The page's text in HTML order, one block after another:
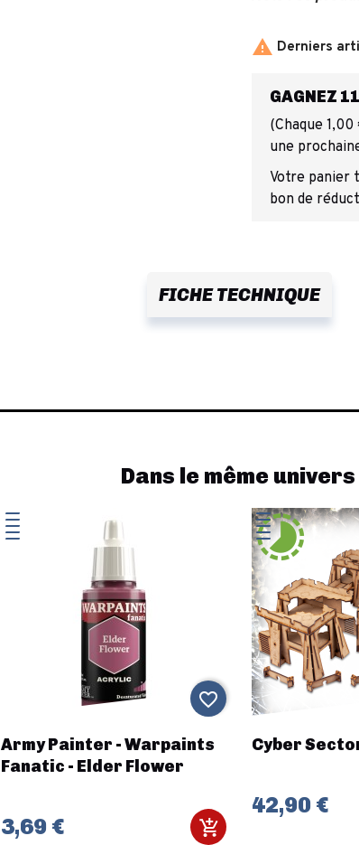
 Derniers
GAGNEZ
(Chaque
une
Votre panier
bon de
FICHE TECHNIQUE
Dans le même univers
Army Painter - Warpaints
Fanatic - Elder Flower
3,69 €
favorite_border
Cyber
42,90 €